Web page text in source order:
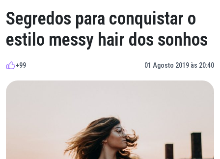
Segredos para conquistar o
estilo messy hair dos sonhos
+99 01 Agosto 2019 às 20:40